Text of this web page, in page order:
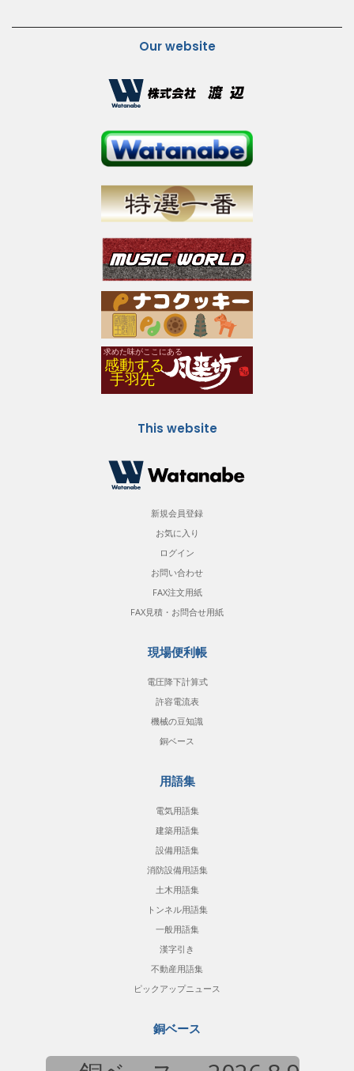
Our website
This website
新規会員登録
お気に入り
ログイン
お問い合わせ
FAX注文用紙
FAX見積・お問合せ用紙
現場便利帳
電圧降下計算式
許容電流表
機械の豆知識
銅ベース
用語集
電気用語集
建築用語集
設備用語集
消防設備用語集
土木用語集
トンネル用語集
一般用語集
漢字引き
不動産用語集
ピックアップニュース
銅ベース